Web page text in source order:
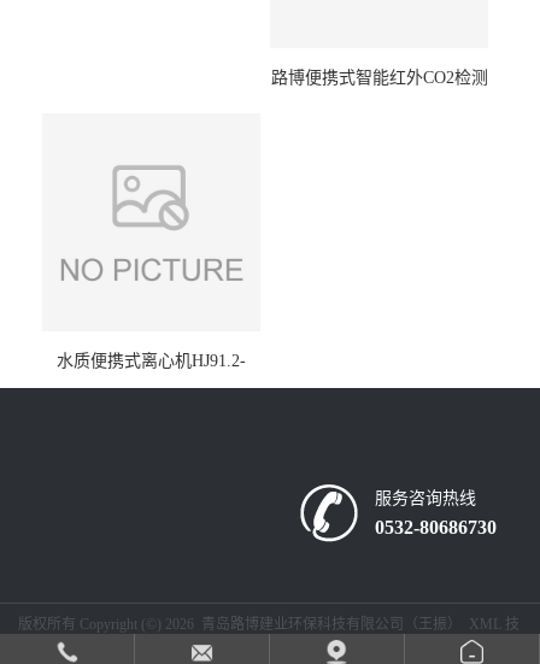
路博便携式智能红外CO2检测
水质便携式离心机HJ91.2-
2022地表水总磷监测内置有
服务咨询热线
0532-80686730
版权所有 Copyright (©) 2026 青岛路博建业环保科技有限公司（王振） XML
技
术支持：
食品商务网